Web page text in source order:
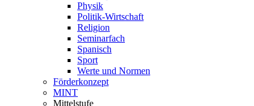
Physik
Politik-Wirtschaft
Religion
Seminarfach
Spanisch
Sport
Werte und Normen
Förderkonzept
MINT
Mittelstufe